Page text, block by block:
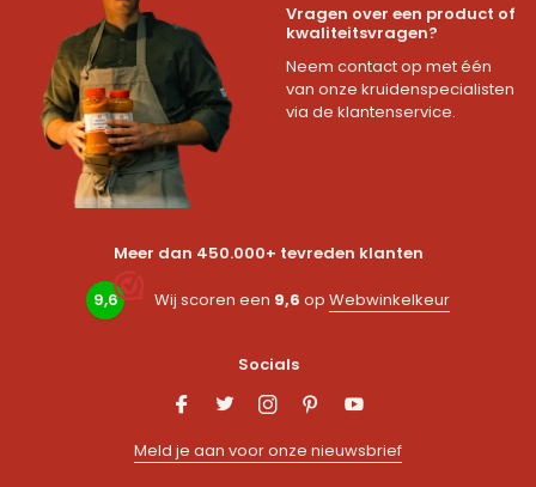
Vragen over een product of
kwaliteitsvragen?
Neem contact op met één
van onze kruidenspecialisten
via de klantenservice.
Meer dan 450.000+ tevreden klanten
9,6 Wij scoren een 9,6 op Webwinkelkeur
Socials
Meld je aan voor onze nieuwsbrief